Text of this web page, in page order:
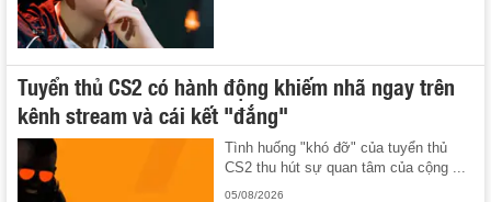
Tuyển thủ CS2 có hành động khiếm nhã ngay trên
kênh stream và cái kết "đắng"
Tình huống "khó đỡ" của tuyển thủ
CS2 thu hút sự quan tâm của cộng ...
05/08/2026